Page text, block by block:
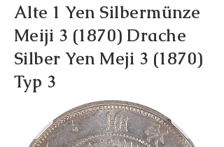
Alte 1 Yen Silbermünze
Meiji 3 (1870) Drache
Silber Yen Meji 3 (1870)
Typ 3